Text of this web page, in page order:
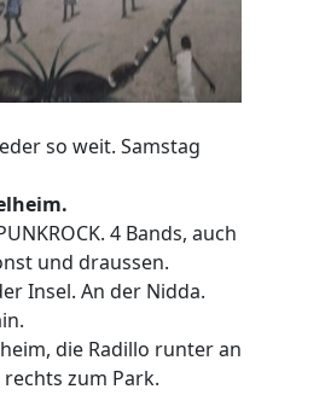
so weit. Samstag
4 Bands, auch
und draussen.
Insel. An der Nidda.
die Radillo runter an
zum Park.